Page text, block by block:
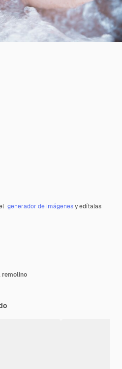
generador de imágenesy edítalas
remolino